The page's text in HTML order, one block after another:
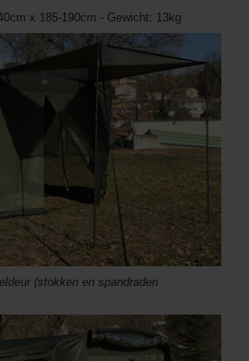
x 185-190cm - Gewicht: 13kg
(stokken en spandraden